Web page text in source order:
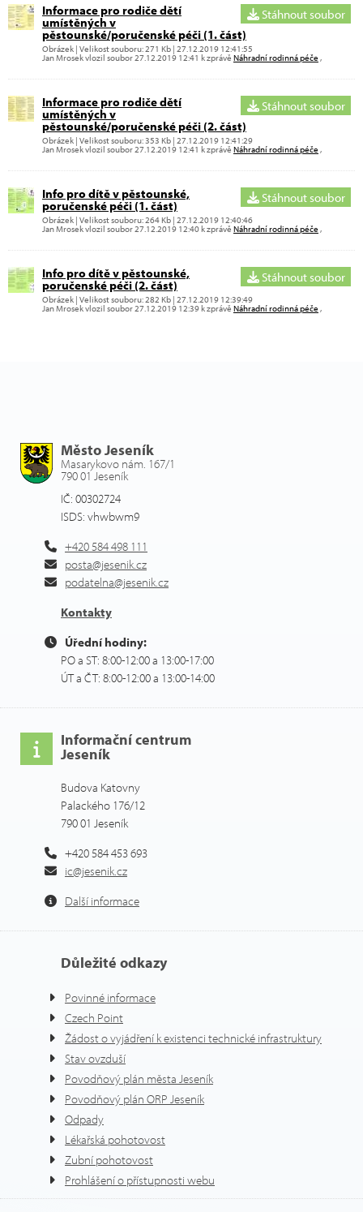
Stáhnout soubor
Informace pro rodiče dětí
umístěných v
pěstounské/poručenské péči (1. část)
Obrázek | Velikost souboru: 271 Kb | 27.12.2019 12:41:55
Jan Mrosek vlozil soubor 27.12.2019 12:41 k zprávě Náhradní rodinná péče ,
Stáhnout soubor
Informace pro rodiče dětí
umístěných v
pěstounské/poručenské péči (2. část)
Obrázek | Velikost souboru: 353 Kb | 27.12.2019 12:41:29
Jan Mrosek vlozil soubor 27.12.2019 12:41 k zprávě Náhradní rodinná péče ,
Stáhnout soubor
Info pro dítě v pěstounské,
poručenské péči (1. část)
Obrázek | Velikost souboru: 264 Kb | 27.12.2019 12:40:46
Jan Mrosek vlozil soubor 27.12.2019 12:40 k zprávě Náhradní rodinná péče ,
Stáhnout soubor
Info pro dítě v pěstounské,
poručenské péči (2. část)
Obrázek | Velikost souboru: 282 Kb | 27.12.2019 12:39:49
Jan Mrosek vlozil soubor 27.12.2019 12:39 k zprávě Náhradní rodinná péče ,
Město Jeseník
Masarykovo nám. 167/1
790 01 Jeseník
IČ: 00302724
ISDS: vhwbwm9
+420 584 498 111
posta@jesenik.cz
podatelna@jesenik.cz
Kontakty
Úřední hodiny:
PO a ST: 8:00-12:00 a 13:00-17:00
ÚT a ČT: 8:00-12:00 a 13:00-14:00
Informační centrum
Jeseník
Budova Katovny
Palackého 176/12
790 01 Jeseník
+420 584 453 693
ic@jesenik.cz
Další informace
Důležité odkazy
Povinné informace
Czech Point
Žádost o vyjádření k existenci technické infrastruktury
Stav ovzduší
Povodňový plán města Jeseník
Povodňový plán ORP Jeseník
Odpady
Lékařská pohotovost
Zubní pohotovost
Prohlášení o přístupnosti webu